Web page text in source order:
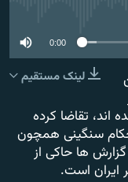
0:00
لینک مستقیم
اند،‌ تقاضا کرده
سنگینی همچون
ها حاکی از
ایران است.